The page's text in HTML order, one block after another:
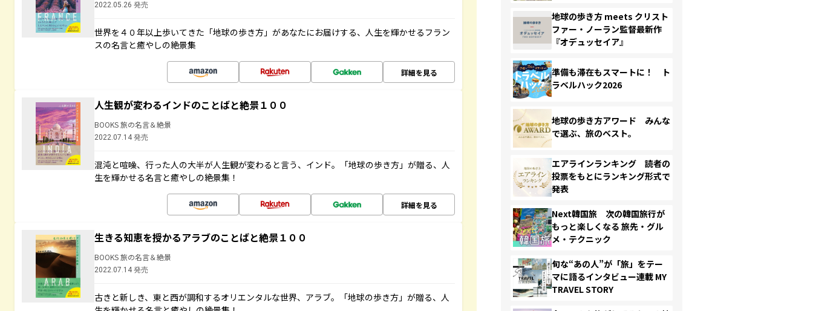
2022.05.26 発売
世界を４０年以上歩いてきた「地球の歩き方」があなたにお届けする、人生を輝かせるフラン
スの名言と癒やしの絶景集
詳細を見る
人生観が変わるインドのことばと絶景１００
BOOKS 旅の名言＆絶景
2022.07.14 発売
混沌と喧噪、行った人の大半が人生観が変わると言う、インド。「地球の歩き方」が贈る、人
生を輝かせる名言と癒やしの絶景集！
詳細を見る
生きる知恵を授かるアラブのことばと絶景１００
BOOKS 旅の名言＆絶景
2022.07.14 発売
古きと新しき、東と西が調和するオリエンタルな世界、アラブ。「地球の歩き方」が贈る、人
地球の歩き方 meets クリスト
ファー・ノーラン監督最新作
『オデュッセイア』
準備も滞在もスマートに！ ト
ラベルハック2026
地球の歩き方アワード みんな
で選ぶ、旅のベスト。
エアラインランキング 読者の
投票をもとにランキング形式で
発表
Next韓国旅 次の韓国旅行が
もっと楽しくなる 旅先・グル
メ・テクニック
旬な“あの人”が「旅」をテー
マに語るインタビュー連載 MY
TRAVEL STORY